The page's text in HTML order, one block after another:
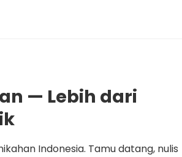
— Lebih dari
Indonesia. Tamu datang, nulis